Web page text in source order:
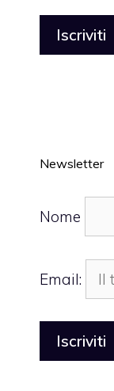
Newsletter
Nome
Email: